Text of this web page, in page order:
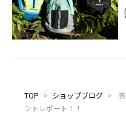
TOP > ショップブログ >
ントレポート！！